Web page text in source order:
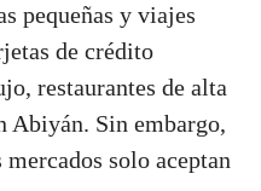
pequeñas y viajes
de crédito
restaurantes de alta
Abiyán. Sin embargo,
solo aceptan